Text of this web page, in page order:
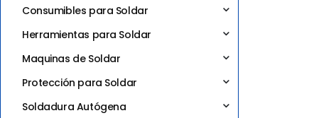
Consumibles para Soldar
Herramientas para Soldar
Maquinas de Soldar
Protección para Soldar
Soldadura Autógena